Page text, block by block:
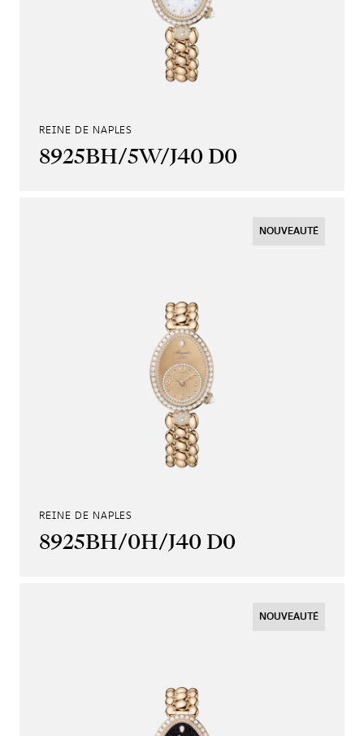
REINE DE NAPLES
8925BH/5W/J40 D0
REINE DE NAPLES
8925BH/0H/J40 D0
NOUVEAUTÉ
NOUVEAUTÉ